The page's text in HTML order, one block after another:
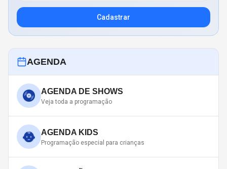
Cadastrar
AGENDA
AGENDA DE SHOWS
Veja toda a programação
AGENDA KIDS
Programação especial para crianças